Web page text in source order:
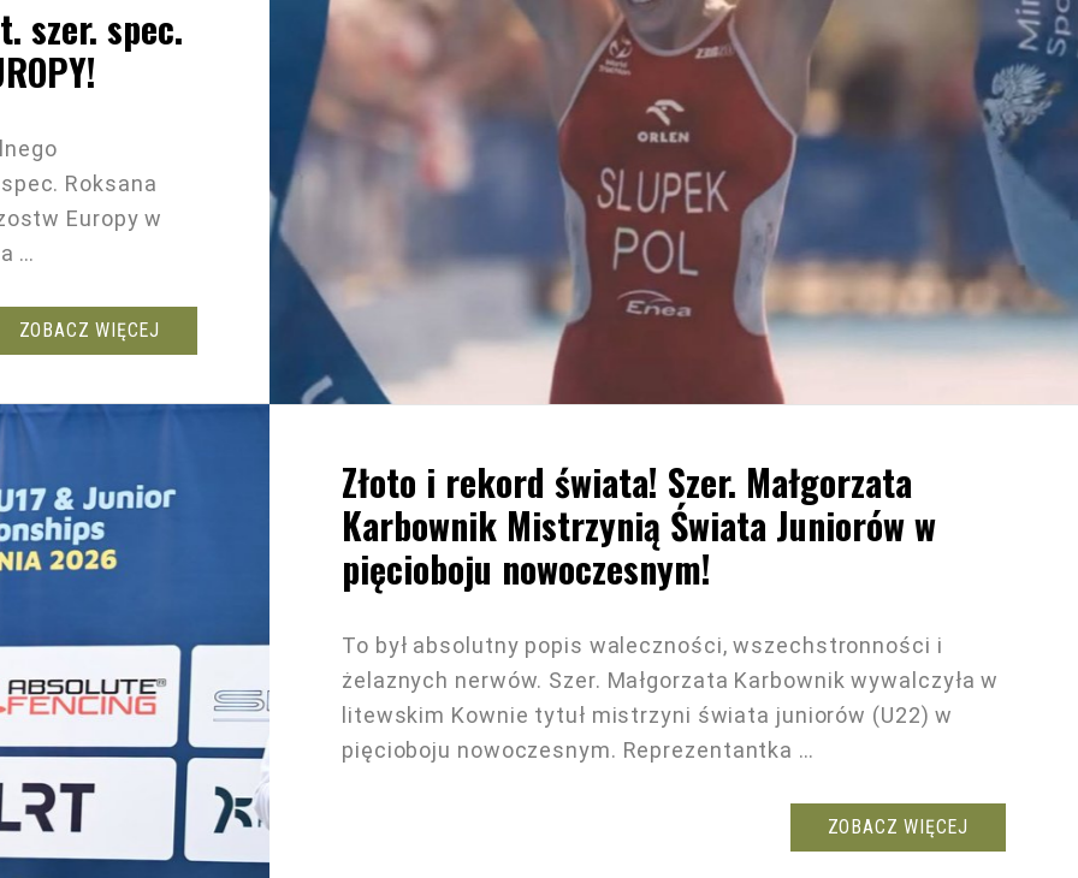
szer. spec.
Roksana
Europy w
…
ZOBACZ WIĘCEJ
Złoto i rekord świata! Szer. Małgorzata
Karbownik Mistrzynią Świata Juniorów w
pięcioboju nowoczesnym!
To był absolutny popis waleczności, wszechstronności i
żelaznych nerwów. Szer. Małgorzata Karbownik wywalczyła w
litewskim Kownie tytuł mistrzyni świata juniorów (U22) w
pięcioboju nowoczesnym. Reprezentantka …
ZOBACZ WIĘCEJ